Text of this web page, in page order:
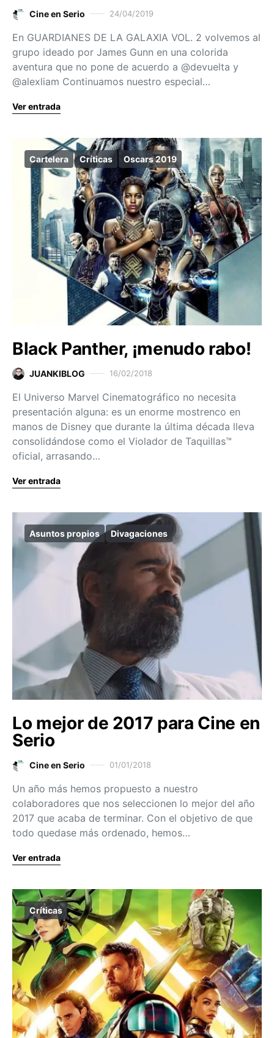
Cine en Serio 24/04/2019
En GUARDIANES DE LA GALAXIA VOL. 2 volvemos al
grupo ideado por James Gunn en una colorida
aventura que no pone de acuerdo a @devuelta y
@alexliam Continuamos nuestro especial…
Ver entrada
Cartelera Críticas Oscars 2019
Black Panther, ¡menudo rabo!
JUANKIBLOG 16/02/2018
El Universo Marvel Cinematográfico no necesita
presentación alguna: es un enorme mostrenco en
manos de Disney que durante la última década lleva
consolidándose como el Violador de Taquillas™
oficial, arrasando…
Ver entrada
Asuntos propios Divagaciones
Lo mejor de 2017 para Cine en
Serio
Cine en Serio 01/01/2018
Un año más hemos propuesto a nuestro
colaboradores que nos seleccionen lo mejor del año
2017 que acaba de terminar. Con el objetivo de que
todo quedase más ordenado, hemos…
Ver entrada
Críticas